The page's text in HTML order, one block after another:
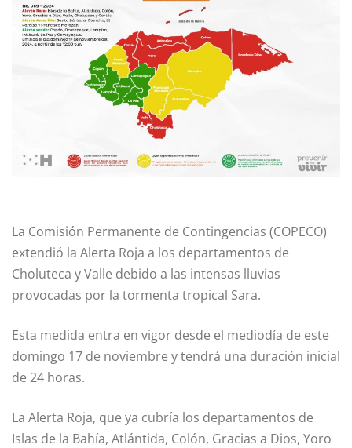
La Comisión Permanente de Contingencias (COPECO)
extendió la Alerta Roja a los departamentos de
Choluteca y Valle debido a las intensas lluvias
provocadas por la tormenta tropical Sara.
Esta medida entra en vigor desde el mediodía de este
domingo 17 de noviembre y tendrá una duración inicial
de 24 horas.
La Alerta Roja, que ya cubría los departamentos de
Islas de la Bahía, Atlántida, Colón, Gracias a Dios, Yoro